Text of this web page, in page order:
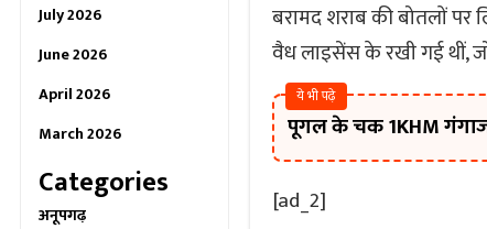
July 2026
June 2026
April 2026
March 2026
Categories
अनूपगढ़
बरामद शराब की बोतलों पर
वैध लाइसेंस के रखी गई थीं,
ये भी पढ़े
पूगल के चक 1KHM
[ad_2]